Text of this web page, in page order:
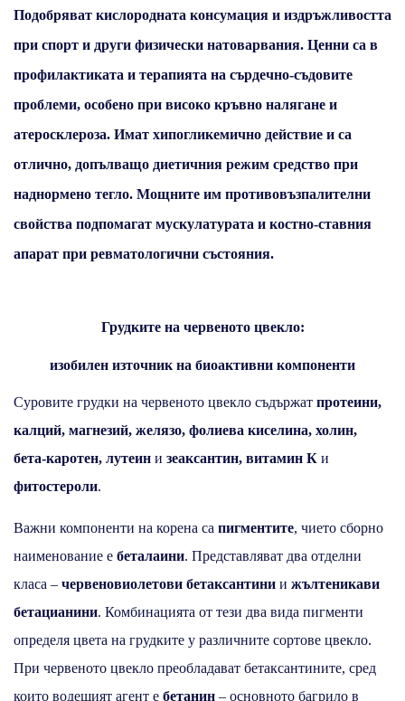
Подобряват кислородната консумация и издръжливостта
при спорт и други физически натоварвания. Ценни са в
профилактиката и терапията на сърдечно-съдовите
проблеми, особено при високо кръвно налягане и
атеросклероза. Имат хипогликемично действие и са
отлично, допълващо диетичния режим средство при
наднормено тегло. Мощните им противовъзпалителни
свойства подпомагат мускулатурата и костно-ставния
апарат при ревматологични състояния.
Грудките на червеното цвекло:
изобилен източник на биоактивни компоненти
Суровите грудки на червеното цвекло съдържат протеини,
калций, магнезий, желязо, фолиева киселина, холин,
бета-каротен, лутеин и зеаксантин, витамин К и
фитостероли.
Важни компоненти на корена са пигментите, чието сборно
наименование е беталаини. Представляват два отделни
класа – червеновиолетови бетаксантини и жълтеникави
бетацианини. Комбинацията от тези два вида пигменти
определя цвета на грудките у различните сортове цвекло.
При червеното цвекло преобладават бетаксантините, сред
които водещият агент е бетанин – основното багрило в